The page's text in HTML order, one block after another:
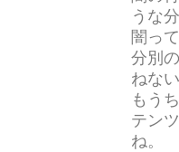
うな
闇っ
分別
ねな
もう
テン
ね。